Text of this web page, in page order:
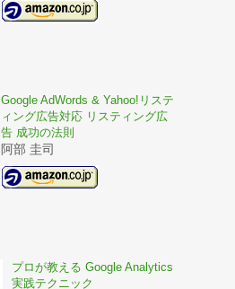
Google AdWords & Yahoo!リステ
ィング広告対応 リスティング広
告 成功の法則
阿部 圭司
プロが教える Google Analytics
実践テクニック